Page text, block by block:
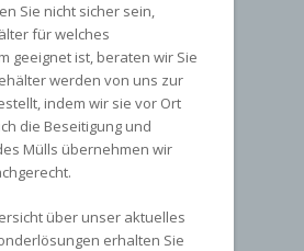
Sie nicht sicher sein,
für welches
geeignet ist, beraten wir Sie
werden von uns zur
indem wir sie vor Ort
die Beseitigung und
Mülls übernehmen wir
über unser aktuelles
erhalten Sie